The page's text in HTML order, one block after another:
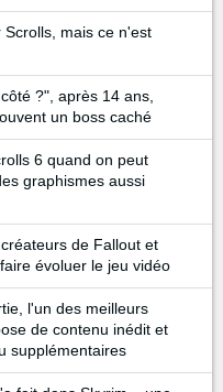
mais ce n'est
?", après 14 ans,
un boss caché
6 quand on peut
graphismes aussi
de Fallout et
évoluer le jeu vidéo
l'un des meilleurs
de contenu inédit et
supplémentaires